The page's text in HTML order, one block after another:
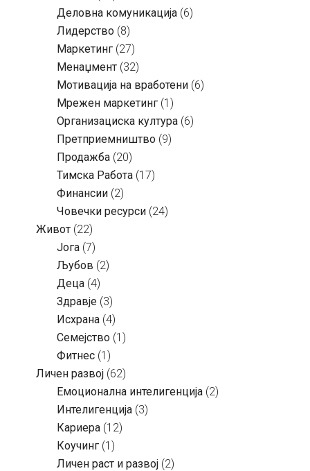
Деловна комуникација (6)
Лидерство (8)
Маркетинг (27)
Менаџмент (32)
Мотивација на вработени (6)
Мрежен маркетинг (1)
Организациска култура (6)
Претприемништво (9)
Продажба (20)
Тимска Работа (17)
Финансии (2)
Човечки ресурси (24)
Живот (22)
Јога (7)
Љубов (2)
Деца (4)
Здравје (3)
Исхрана (4)
Семејство (1)
Фитнес (1)
Личен развој (62)
Емоционална интелигенција (2)
Интелигенција (3)
Кариера (12)
Коучинг (1)
Личен раст и развој (2)